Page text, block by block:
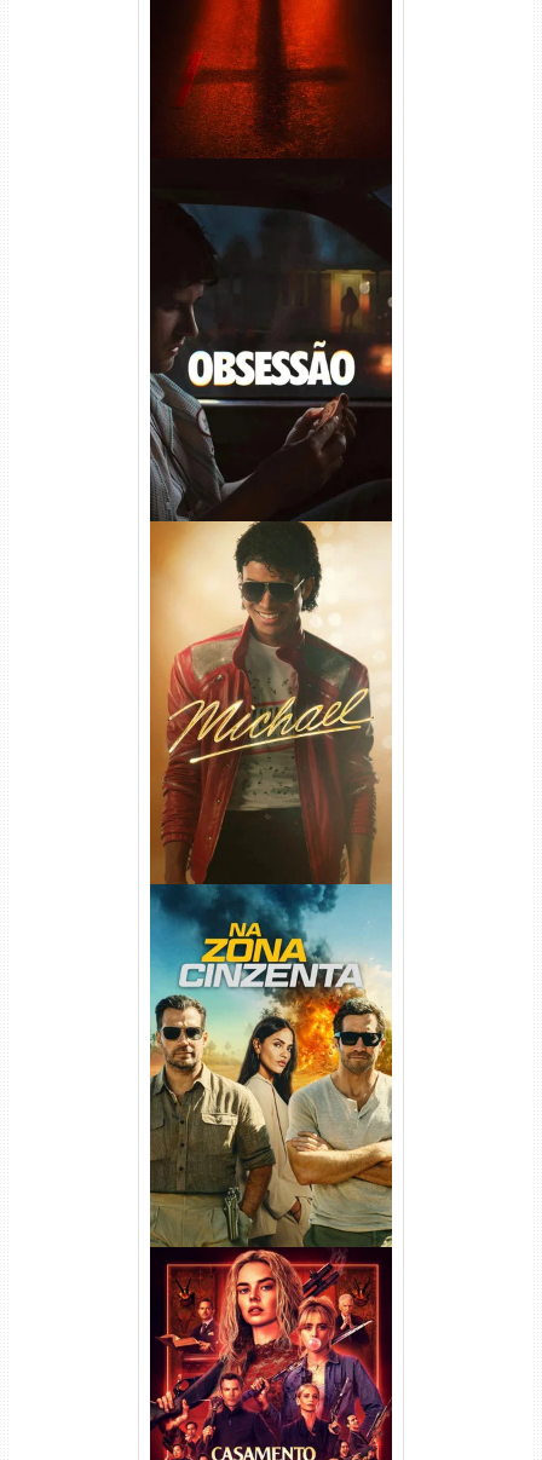
Obsessão Torrent (2026)
WEB-DL 1080p/4K Dual
Áudio
Michael Torrent (2026) WEB-
DL 1080p/4K Dual Áudio
Na Zona Cinzenta Torrent
(2026) WEB-DL 1080p/4K
Dual Áudio
Casamento Sangrento: A
Viúva Torrent (2026) WEB-DL
720p/1080p/4K Dual Áudio